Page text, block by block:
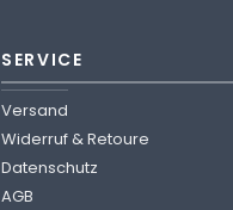
SERVICE
Versand
Widerruf & Retoure
Datenschutz
AGB